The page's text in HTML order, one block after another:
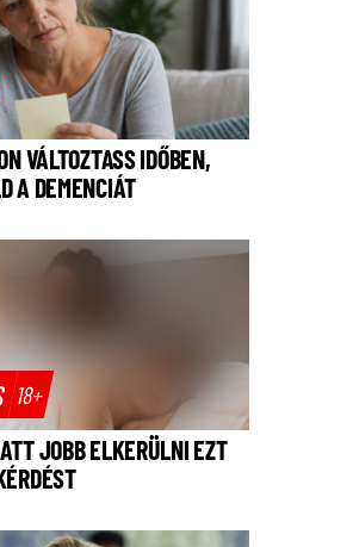
VÁLTOZTASS IDŐBEN,
A DEMENCIÁT
18+
JOBB ELKERÜLNI EZT